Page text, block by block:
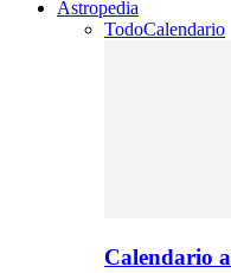
Astropedia
TodoCalendario
Calendario